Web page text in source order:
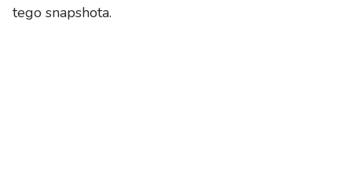
tego snapshota.